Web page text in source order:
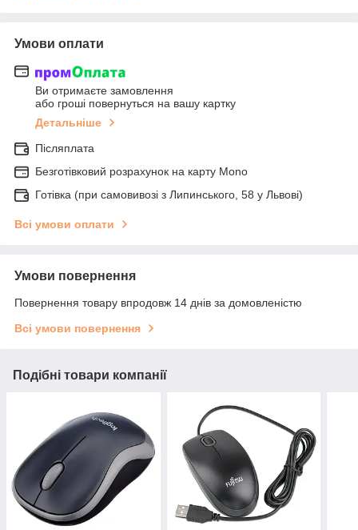
Умови оплати
Ви отримаєте замовлення
або гроші повернуться на вашу картку
Детальніше
Післяплата
Безготівковий розрахунок на карту Mono
Готівка (при самовивозі з Липинського, 58 у Львові)
Всі умови оплати
Умови повернення
Повернення товару впродовж 14 днів за домовленістю
Всі умови повернення
Подібні товари компанії